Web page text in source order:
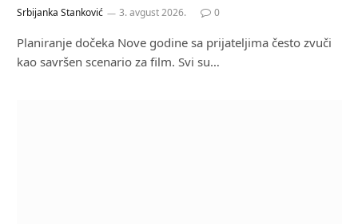
Srbijanka Stanković 3. avgust 2026. 0
Planiranje dočeka Nove godine sa prijateljima često zvuči
kao savršen scenario za film. Svi su…